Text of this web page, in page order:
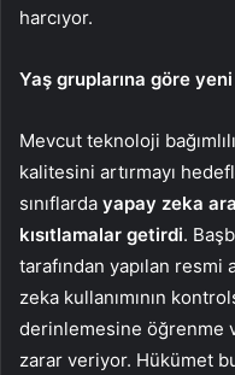
harcıyor.
Yaş gruplarına göre
Mevcut teknoloji
kalitesini artırmayı
sınıflarda yapay zeka
kısıtlamalar getirdi.
tarafından yapılan resmi
zeka kullanımının
derinlemesine öğrenme
zarar veriyor. Hükümet